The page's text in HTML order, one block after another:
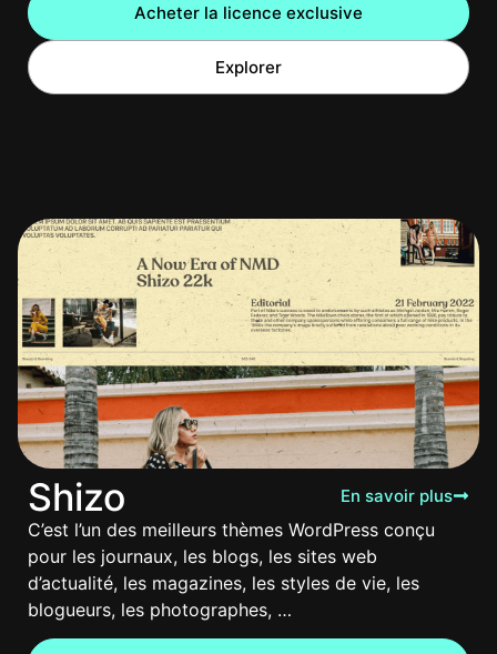
Acheter la licence exclusive
Explorer
Shizo En savoir plus
C’est l’un des meilleurs thèmes WordPress conçu
pour les journaux, les blogs, les sites web
d’actualité, les magazines, les styles de vie, les
blogueurs, les photographes, …